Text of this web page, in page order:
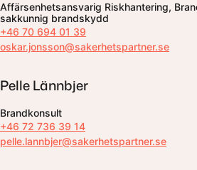
Affärsenhetsansvarig Riskhantering,
sakkunnig brandskydd
+46 70 694 01 39
oskar.jonsson@sakerhetspartner.se
Pelle Lännbjer
Brandkonsult
+46 72 736 39 14
pelle.lannbjer@sakerhetspartner.se